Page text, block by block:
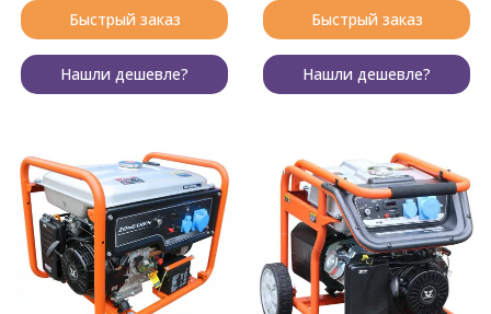
Быстрый заказ
Нашли дешевле?
Быстрый заказ
Нашли дешевле?